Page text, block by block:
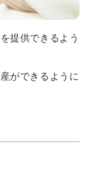
提供できるよう
ができるように